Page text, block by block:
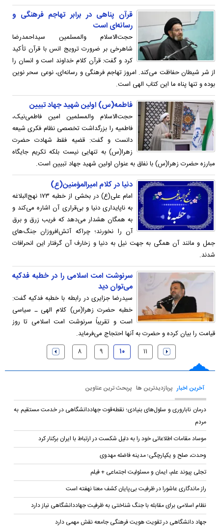
قرآن پناهی در برابر تهاجم فرهنگی و
رسانه‌ای است
حجت‌الاسلام والمسلمین سیداحمدرضا
شاهرخی بر ضرورت ترویج انس با قرآن تأکید
کرد و گفت: قرآن کلام خداوند است و انسان را
از شر شیطان حفاظت می‌کند. امروز تهاجم فرهنگی و رسانه‌ای، نوعی سحر نوین
بوده و تنها پناه ما این کتاب الهی است.
فاطمه(س) اولین شهید جهاد تبیین
حجت‌الاسلام والمسلمین امین فاطمی‌نیک،
فاطمیه را بزرگداشت تخصصی نظام فکری شیعه
دانست و گفت: قضیه فقط شهادت حضرت
زهرا(س) به تنهایی نیست بلکه تکریم جایگاه
مبارزه حضرت زهرا(س) با نفاق به عنوان اولین شهید جهاد تبیین است.
دنیا در کلام امیرالمؤمنین(ع)
امام علی(ع) در بخشی از خطبه ۱۷۳ نهج‌البلاغه
به ناپايدارى دنيا و بى‌قرارى آن اشاره مى‌کند و
به همگان هشدار مى‌دهد که فريب زرق و برق
آن را نخورند؛ چراکه آتش‌افروزان جنگ‌هاى
جمل و مانند آن همگى به جهت نيل به دنيا و زخارف آن گرفتار اين انحرافات
شدند.
سرنوشت امت اسلامی را در خطبه فدکیه
می‌توان دید
سیدرضا جزایری در رابطه با خطبه فدکیه گفت:
خطبه حضرت زهرا(س) کلام الهی ـ سیاسی
است و تقریباً سرنوشت امت اسلامی تا روز
قیامت را بیان کرده و حضرت به آنها احتجاج می‌فرماید.
۸ ۹ ۱۰ ۱۱
آخرین اخبار پربازدیدترین ها پربحث ترین عناوین
درمان ناباروری و سلول‌های بنیادی؛ نقطه‌قوت جهاددانشگاهی در خدمت مستقیم به
مردم
موساد مقامات اطلاعاتی خود را به دلیل شکست در ارتباط با ایران برکنار کرد
وحدت، صلح و یکپارچگی؛ مدینه فاضله مهدوی
تجلی پیوند علم، ایمان و مسئولیت اجتماعی + فیلم
راز ماندگاری عاشورا در ظرفیت بی‌پایان کشف معنا نهفته است
نظام اسلامی برای مقابله با جنگ شناختی به ظرفیت جهاددانشگاهی نیاز دارد
جهاد دانشگاهی در تقویت هویت فرهنگی جامعه نقش مهمی دارد